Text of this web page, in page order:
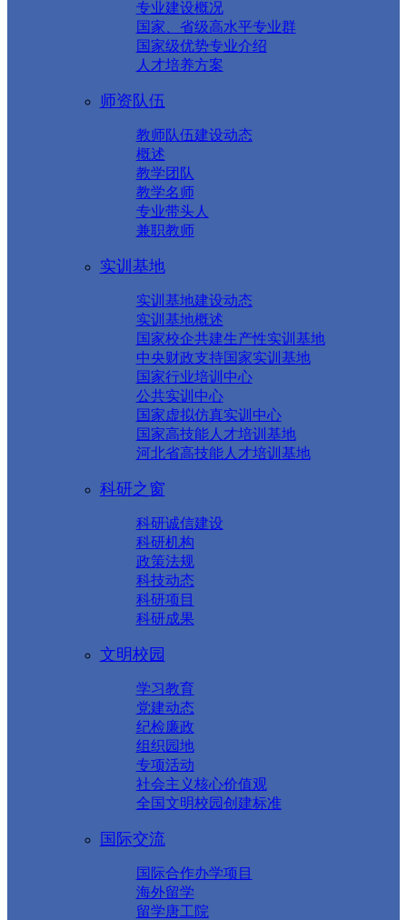
专业建设概况
国家、省级高水平专业群
国家级优势专业介绍
人才培养方案
师资队伍
教师队伍建设动态
概述
教学团队
教学名师
专业带头人
兼职教师
实训基地
实训基地建设动态
实训基地概述
国家校企共建生产性实训基地
中央财政支持国家实训基地
国家行业培训中心
公共实训中心
国家虚拟仿真实训中心
国家高技能人才培训基地
河北省高技能人才培训基地
科研之窗
科研诚信建设
科研机构
政策法规
科技动态
科研项目
科研成果
文明校园
学习教育
党建动态
纪检廉政
组织园地
专项活动
社会主义核心价值观
全国文明校园创建标准
国际交流
国际合作办学项目
海外留学
留学唐工院